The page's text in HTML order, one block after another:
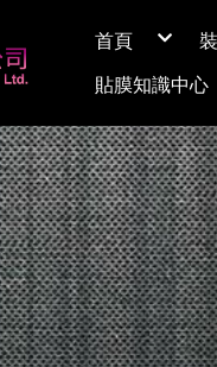
首頁
媒體採訪
展間資訊
貼膜知識中心